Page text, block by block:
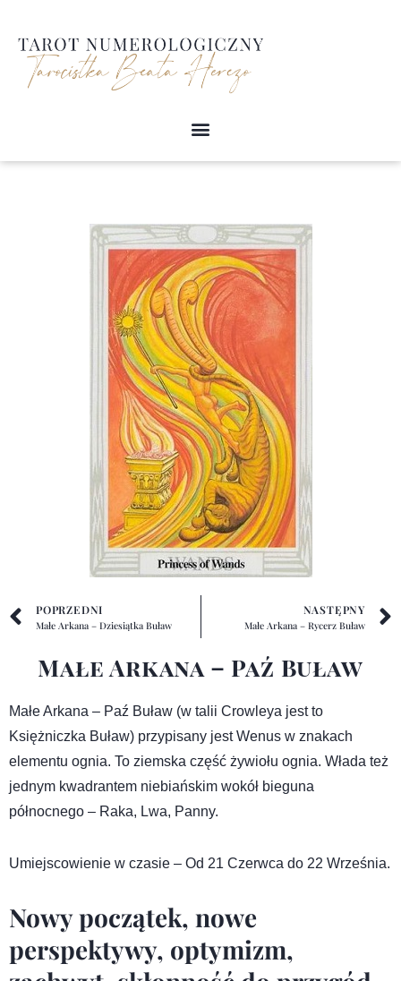
Przejdź
treści
POPRZEDNI
Małe Arkana – Dziesiątka Buław
NASTĘPNY
Małe Arkana – Rycerz Buław
Małe Arkana – Paź Buław
Małe Arkana – Paź Buław (w talii Crowleya jest to
Księżniczka Buław) przypisany jest Wenus w znakach
elementu ognia. To ziemska część żywiołu ognia. Włada też
jednym kwadrantem niebiańskim wokół bieguna
północnego – Raka, Lwa, Panny.
Umiejscowienie w czasie – Od 21 Czerwca do 22 Września.
Nowy początek, nowe
perspektywy, optymizm,